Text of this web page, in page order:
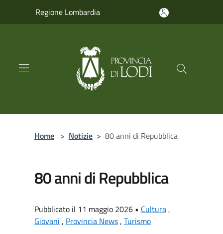
Regione Lombardia
Home > Notizie > 80 anni di Repubblica
80 anni di Repubblica
Pubblicato il 11 maggio 2026 • Cultura,
Giovani , Provincia News, Turismo